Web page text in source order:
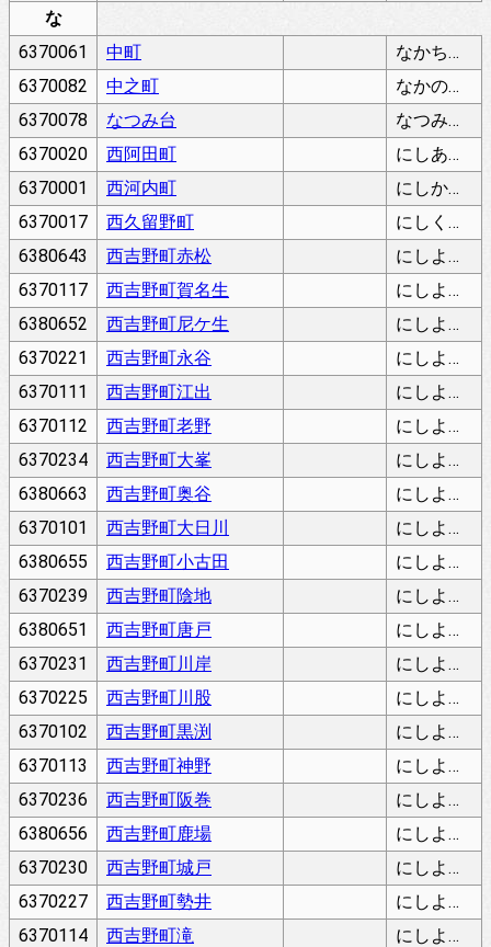
な
6370061
中町
なかちょう
6370082
中之町
なかのちょう
6370078
なつみ台
なつみだい
6370020
西阿田町
にしあだちょう
6370001
西河内町
にしかわちちょう
6370017
西久留野町
にしくるのちょう
6380643
西吉野町赤松
にしよしのちょうあかまつ
6370117
西吉野町賀名生
にしよしのちょうあのう
6380652
西吉野町尼ケ生
にしよしのちょうあまがしょう
6370221
西吉野町永谷
にしよしのちょうえいたに
6370111
西吉野町江出
にしよしのちょうえずる
6370112
西吉野町老野
にしよしのちょうおいの
6370234
西吉野町大峯
にしよしのちょうおおみね
6380663
西吉野町奥谷
にしよしのちょうおくだに
6370101
西吉野町大日川
にしよしのちょうおびかわ
6380655
西吉野町小古田
にしよしのちょうおぶるた
6370239
西吉野町陰地
にしよしのちょうおんじ
6380651
西吉野町唐戸
にしよしのちょうからと
6370231
西吉野町川岸
にしよしのちょうかわぎし
6370225
西吉野町川股
にしよしのちょうかわまた
6370102
西吉野町黒渕
にしよしのちょうくろぶち
6370113
西吉野町神野
にしよしのちょうこうの
6370236
西吉野町阪巻
にしよしのちょうさかまき
6380656
西吉野町鹿場
にしよしのちょうししば
6370230
西吉野町城戸
にしよしのちょうじょうど
6370227
西吉野町勢井
にしよしのちょうせい
6370114
西吉野町滝
にしよしのちょうたき